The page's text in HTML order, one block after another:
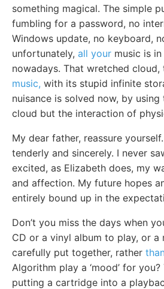
something magical. The simple
fumbling for a password, no
Windows update, no keyboard,
unfortunately, all your music is
nowadays. That wretched
music, with its stupid infinite
nuisance is solved now, by
cloud but the interaction of
My dear father, reassure yourself.
tenderly and sincerely. I never
excited, as Elizabeth does, my
and affection. My future hopes
entirely bound up in the
Don’t you miss the days when
CD or a vinyl album to play, or a
carefully put together, rather
Algorithm play a ‘mood’ for
putting a cartridge into a